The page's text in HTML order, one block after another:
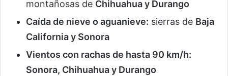
montañosas de Chihuahua y Durango
Caída de nieve o aguanieve: sierras de Baja
California y Sonora
Vientos con rachas de hasta 90 km/h:
Sonora, Chihuahua y Durango